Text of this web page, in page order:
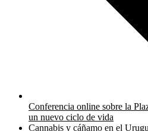
Conferencia online sobre la
un nuevo ciclo de vida
next
Cannabis y cáñamo en el